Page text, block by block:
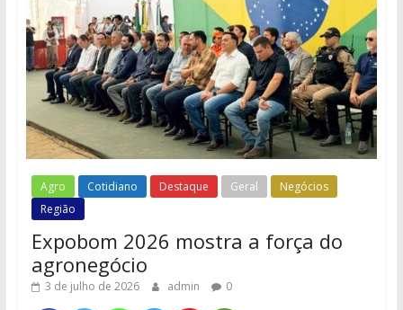
Agro Cotidiano Destaque Geral
Negócios
Região
Expobom 2026 mostra a força do
agronegócio
3 de julho de 2026 admin 0